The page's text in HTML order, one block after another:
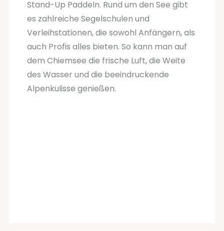
Stand-Up Paddeln. Rund um den See gibt
es zahlreiche Segelschulen und
Verleihstationen, die sowohl Anfängern, als
auch Profis alles bieten. So kann man auf
dem Chiemsee die frische Luft, die Weite
des Wasser und die beeindruckende
Alpenkulisse genießen.